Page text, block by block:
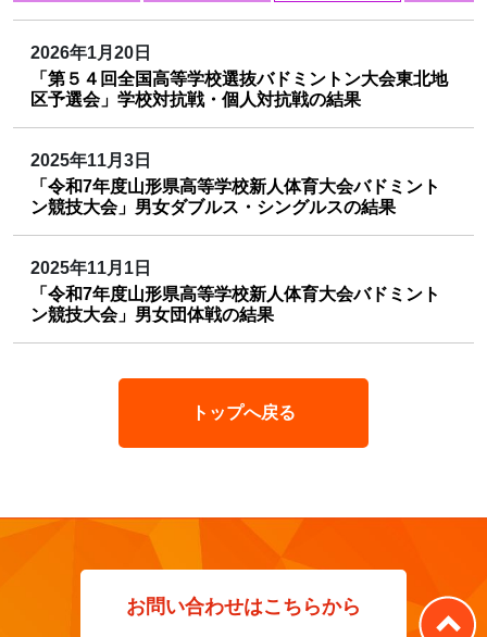
2026年1月20日
「第５４回全国高等学校選抜バドミントン大会東北地
区予選会」学校対抗戦・個人対抗戦の結果
2025年11月3日
「令和7年度山形県高等学校新人体育大会バドミント
ン競技大会」男女ダブルス・シングルスの結果
2025年11月1日
「令和7年度山形県高等学校新人体育大会バドミント
ン競技大会」男女団体戦の結果
トップへ戻る
お問い合わせはこちらから